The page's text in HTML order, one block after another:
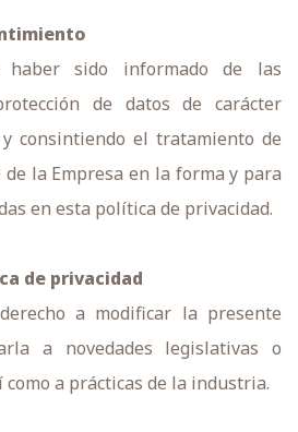
haber sido informado de las
de datos de carácter
consintiendo el tratamiento de
la Empresa en la forma y para
en esta política de privacidad.
de privacidad
a modificar la presente
a novedades legislativas o
a prácticas de la industria.